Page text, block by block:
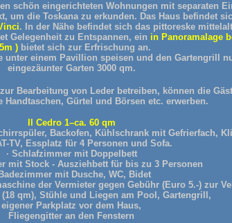
schön eingerichteten Wohnungen mit separaten
um die Toskana zu erkunden. Das Haus befindet
. In der Nähe befindet sich das pittoreske
Gelegenheit zu Entspannen, ein in Panoramalage
) bietet sich zur Erfrischung an.
unter einem Pavillion speisen und den Gartengrill
eingezäunter Garten 3000 qm.
Bearbeitung von Leder betreiben, können die
Handtaschen, Gürtel und Börsen etc. erwerben.
Il Cedro 1–ca. 60 qm
Backofen, Kühlschrank mit Gefrierfach,
TV, Essplatz für 4 Personen und Sofa.
· Schlafzimmer mit Doppelbett
mit Stock - Ausziehbett für bis zu 3 Personen
mit Dusche, WC, Bidet
der Vermieter gegen Gebühr (Euro 5.-) zur
(18 qm), Stühle und Liegen am Pool, Gartengrill,
eigener Parkplatz vor dem Haus,
Fliegengitter an den Fenstern